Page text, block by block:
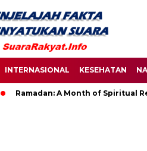
INTERNASIONAL KESEHATAN
Ramadan: A Month of Spiritual